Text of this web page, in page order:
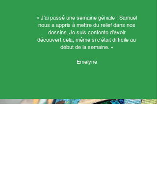
« J’ai passé une semaine géniale ! Samuel
nous a appris à mettre du relief dans nos
dessins. Je suis contente d’avoir
découvert cela, même si c’était difficile au
début de la semaine. »
Emelyne